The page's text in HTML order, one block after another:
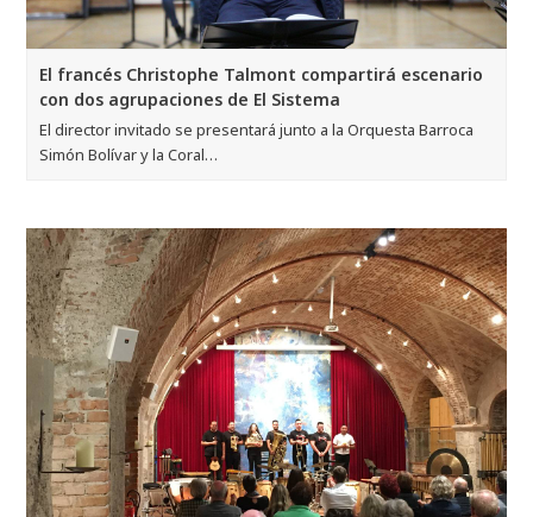
El francés Christophe Talmont compartirá escenario
con dos agrupaciones de El Sistema
El director invitado se presentará junto a la Orquesta Barroca
Simón Bolívar y la Coral…